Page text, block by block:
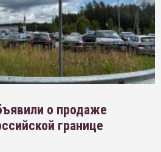
о продаже
границе